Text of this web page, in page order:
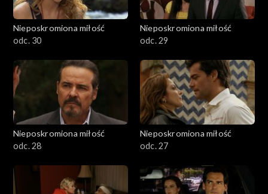
Nieposkromiona miłość
odc. 30
Nieposkromiona miłość
odc. 29
Nieposkromiona miłość
odc. 28
Nieposkromiona miłość
odc. 27